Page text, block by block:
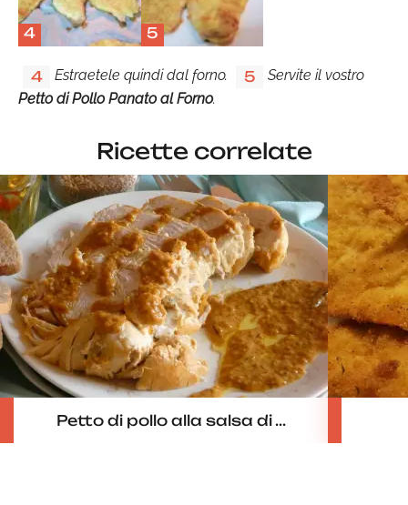
4 5
4 Estraetele quindi dal forno. 5
Servite il vostro
Petto di Pollo Panato al Forno.
Ricette correlate
Petto di pollo alla salsa di ...